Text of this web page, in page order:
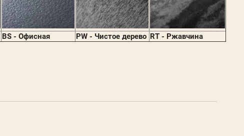
BS - Офисная PW - Чистое дерево RT - Ржавчина